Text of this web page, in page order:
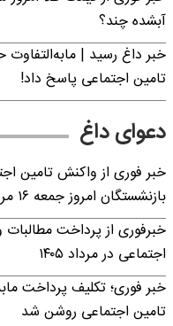
آبشده چند؟
خبر داغ رسید |
تامین اجتماعی پاسخ داد!
دعوای داغ
خبر فوری از واکنش تامین
بازنشستگان امروز جمعه ۱۶ مرداد ۱۴۰۵
خبرفوری از پرداخت
اجتماعی در مرداد ۱۴۰۵
خبر فوری؛ تکلیف پرداخت
تامین اجتماعی روشن شد